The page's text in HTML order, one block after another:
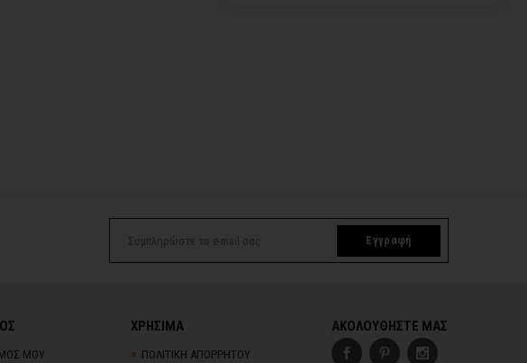
Εγγραφή
ΜΟΥ
ΧΡΗΣΙΜΑ
ΠΟΛΙΤΙΚΗ ΑΠΟΡΡΗΤΟΥ
ΑΚΟΛΟΥΘΗΣΤΕ ΜΑΣ